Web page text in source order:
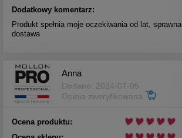
Dodatkowy komentarz:
Produkt spełnia moje oczekiwania od lat, sprawna
dostawa
Anna
Dodano: 2024-07-05
Opinia zweryfikowana
Ocena produktu: